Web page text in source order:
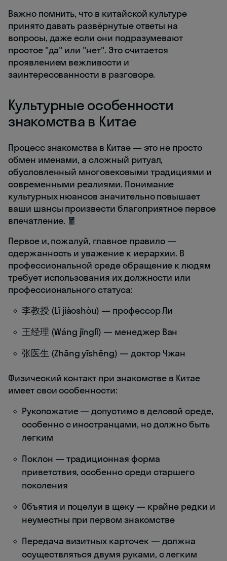
Важно помнить, что в китайской культуре
принято давать развёрнутые ответы на
вопросы, даже если они подразумевают
простое "да" или "нет". Это считается
проявлением вежливости и
заинтересованности в разговоре.
Культурные особенности
знакомства в Китае
Процесс знакомства в Китае — это не просто
обмен именами, а сложный ритуал,
обусловленный многовековыми традициями и
современными реалиями. Понимание
культурных нюансов значительно повышает
ваши шансы произвести благоприятное первое
впечатление. 🧧
Первое и, пожалуй, главное правило —
сдержанность и уважение к иерархии. В
профессиональной среде обращение к людям
требует использования их должности или
профессионального статуса:
李教授 (Lǐ jiàoshòu) — профессор Ли
王经理 (Wáng jīnglǐ) — менеджер Ван
张医生 (Zhāng yīshēng) — доктор Чжан
Физический контакт при знакомстве в Китае
имеет свои особенности:
Рукопожатие — допустимо в деловой среде,
особенно с иностранцами, но должно быть
легким
Поклон — традиционная форма
приветствия, особенно среди старшего
поколения
Объятия и поцелуи в щеку — крайне редки и
неуместны при первом знакомстве
Передача визитных карточек — должна
осуществляться двумя руками, с легким